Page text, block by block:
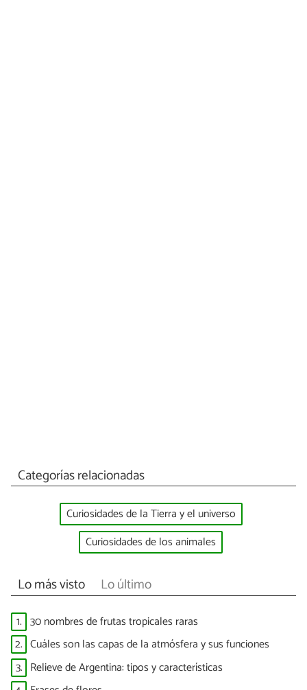
Categorías relacionadas
Curiosidades de la Tierra y el universo
Curiosidades de los animales
Lo más visto Lo último
1. 30 nombres de frutas tropicales raras
2. Cuáles son las capas de la atmósfera y sus funciones
3. Relieve de Argentina: tipos y características